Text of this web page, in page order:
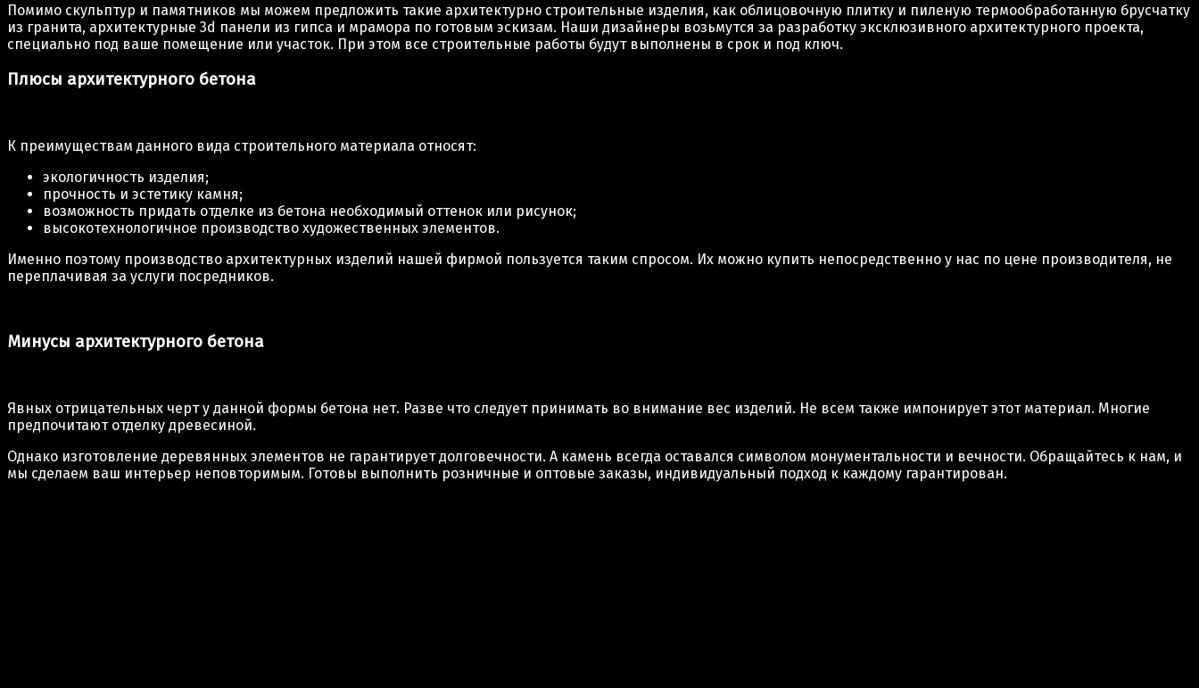
Помимо скульптур и памятников мы можем предложить такие архитектурно строительные изделия, как облицовочную плитку и пиленую термообработанную брусчатку
из гранита, архитектурные 3d панели из гипса и мрамора по готовым эскизам. Наши дизайнеры возьмутся за разработку эксклюзивного архитектурного проекта,
специально под ваше помещение или участок. При этом все строительные работы будут выполнены в срок и под ключ.
Плюсы архитектурного бетона
К преимуществам данного вида строительного материала относят:
экологичность изделия;
прочность и эстетику камня;
возможность придать отделке из бетона необходимый оттенок или рисунок;
высокотехнологичное производство художественных элементов.
Именно поэтому производство архитектурных изделий нашей фирмой пользуется таким спросом. Их можно купить непосредственно у нас по цене производителя, не
переплачивая за услуги посредников.
Минусы архитектурного бетона
Явных отрицательных черт у данной формы бетона нет. Разве что следует принимать во внимание вес изделий. Не всем также импонирует этот материал. Многие
предпочитают отделку древесиной.
Однако изготовление деревянных элементов не гарантирует долговечности. А камень всегда оставался символом монументальности и вечности. Обращайтесь к нам, и
мы сделаем ваш интерьер неповторимым. Готовы выполнить розничные и оптовые заказы, индивидуальный подход к каждому гарантирован.